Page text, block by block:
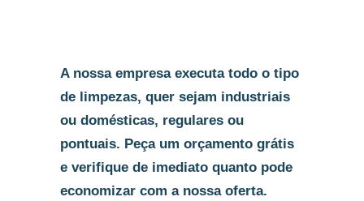
A nossa empresa executa todo o tipo
de limpezas, quer sejam industriais
ou domésticas, regulares ou
pontuais. Peça um orçamento grátis
e verifique de imediato quanto pode
economizar com a nossa oferta.